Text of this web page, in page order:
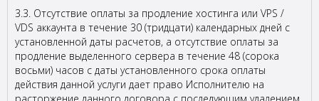
3.3. Отсутствие оплаты за продление хостинга или VPS /
VDS аккаунта в течение 30 (тридцати) календарных дней с
установленной даты расчетов, а отсутствие оплаты за
продление выделенного сервера в течение 48 (сорока
восьми) часов с даты установленного срока оплаты
действия данной услуги дает право Исполнителю на